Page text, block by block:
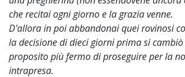
che recitai ogni giorno e la grazia venne.
D'allora in poi abbandonai quei rovinosi
la decisione di dieci giorni prima si
proposito più fermo di proseguire per la
intrapresa.